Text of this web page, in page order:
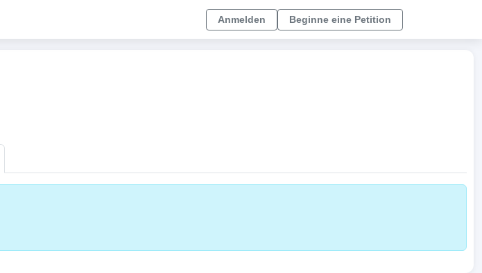
Anmelden Beginne eine Petition